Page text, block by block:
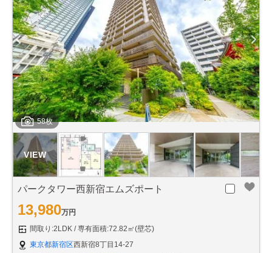
58枚
パークタワー西新宿エムズポート
13,980万円
間取り:2LDK
専有面積:72.82㎡(壁芯)
東京都新宿区西新宿8丁目14-27